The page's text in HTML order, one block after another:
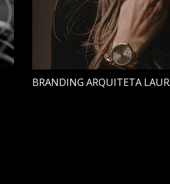
BRANDING ARQUITETA